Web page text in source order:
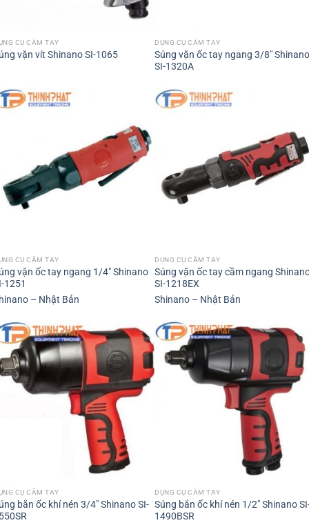
CỤ CẦM TAY
vặn vít Shinano SI-1065
DỤNG CỤ CẦM TAY
Súng vặn ốc tay ngang 3/8″ Shinano
SI-1320A
CỤ CẦM TAY
vặn ốc tay ngang 1/4″ Shinano
1251
– Nhật Bản
DỤNG CỤ CẦM TAY
Súng vặn ốc tay cầm ngang
SI-1218EX
Shinano – Nhật Bản
CỤ CẦM TAY
bắn ốc khí nén 3/4″ Shinano SI-
DỤNG CỤ CẦM TAY
Súng bắn ốc khí nén 1/2″ Shinano
1490BSR